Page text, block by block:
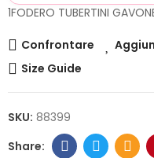
1FODERO TUBERTINI
Confrontare
Size Guide
SKU: 88399